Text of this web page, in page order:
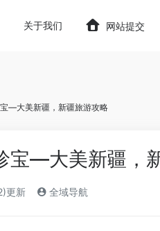
wp-content/
关于我们 网站提交
—大美新疆，新疆旅游攻略
宝—大美新疆，
更新 全域导航